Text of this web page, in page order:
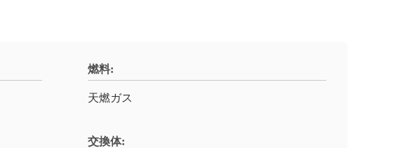
燃料:
天燃ガス
交換体: